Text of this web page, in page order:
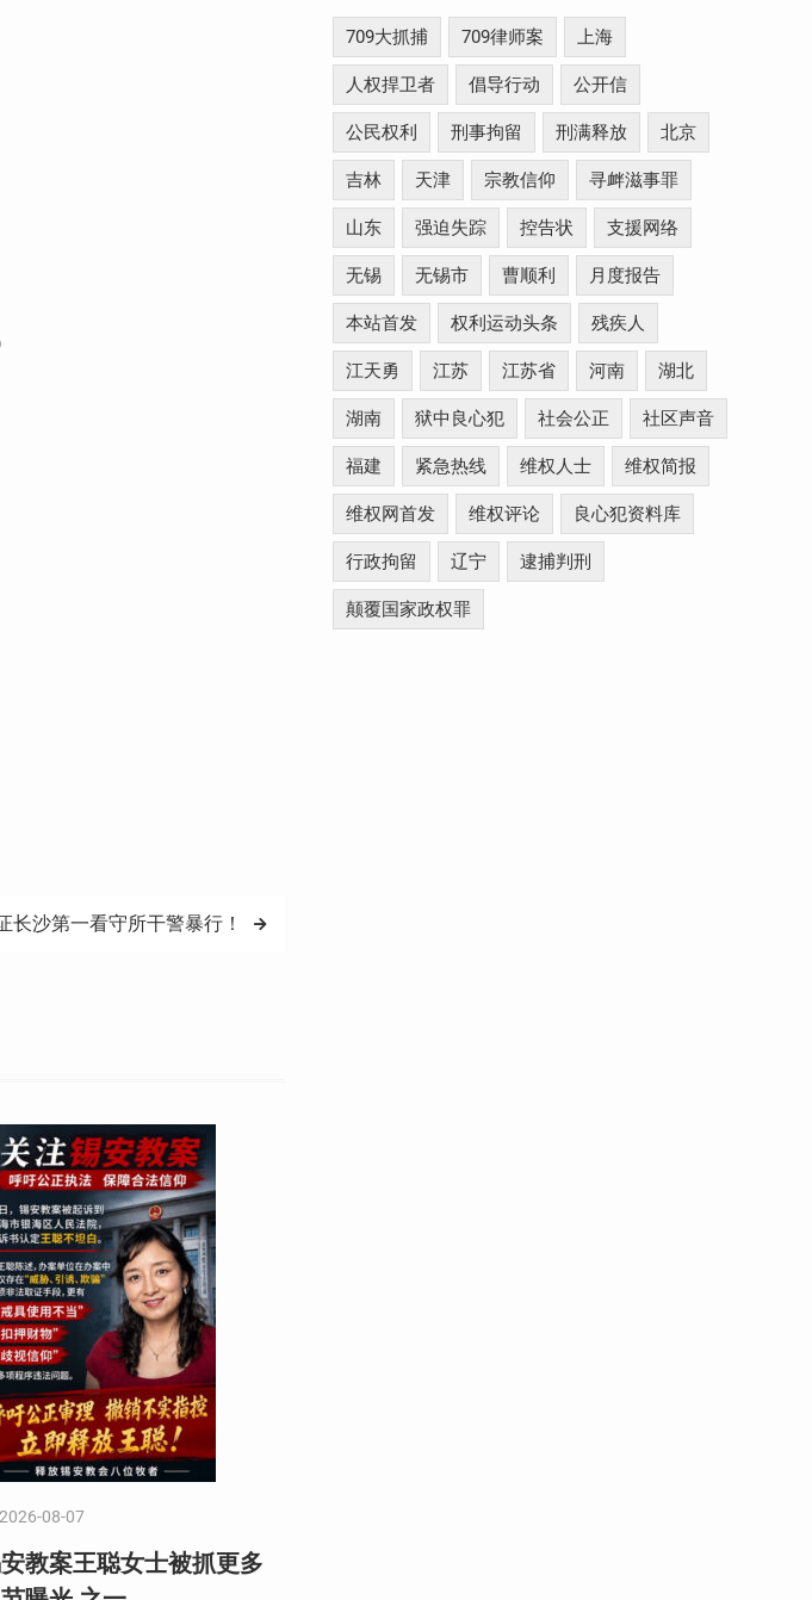
沙第一看守所干警暴行！
2026-08-07
教案王聪女士被抓更多
709大抓捕 709律师案 上海
人权捍卫者 倡导行动 公开信
公民权利 刑事拘留 刑满释放 北京
吉林 天津 宗教信仰 寻衅滋事罪
山东 强迫失踪 控告状 支援网络
无锡 无锡市 曹顺利 月度报告
本站首发 权利运动头条 残疾人
江天勇 江苏 江苏省 河南 湖北
湖南 狱中良心犯 社会公正 社区声音
福建 紧急热线 维权人士 维权简报
维权网首发 维权评论 良心犯资料库
行政拘留 辽宁 逮捕判刑
颠覆国家政权罪